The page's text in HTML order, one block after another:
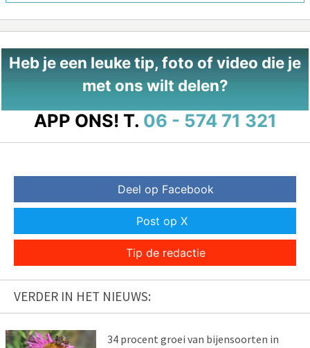
Heb je een leuke tip, foto of video die je
met ons wilt delen?
APP ONS! T. 06 - 574 71 321
Deel op Facebook
Post op X
Tip de redactie
VERDER IN HET NIEUWS:
34 procent groei van bijensoorten in